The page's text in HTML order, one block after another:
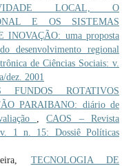
LOCAL, O
E OS SISTEMAS
uma proposta
desenvolvimento regional
de Ciências Sociais: v.
dez. 2001
FUNDOS ROTATIVOS
PARAIBANO: diário de
,CAOS – Revista
1 n. 15: Dossiê Políticas
TECNOLOGIA DE